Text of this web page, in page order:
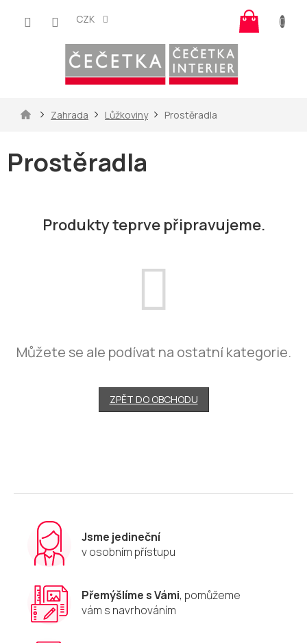
CZK
košík
DomůZahrada Lůžkoviny Prostěradla
Prostěradla
Produkty teprve připravujeme.
Můžete se ale podívat na ostatní kategorie.
ZPĚT DO OBCHODU
Jsme jedineční
v osobním přístupu
Přemýšlíme s Vámi, pomůžeme
vám s navrhováním